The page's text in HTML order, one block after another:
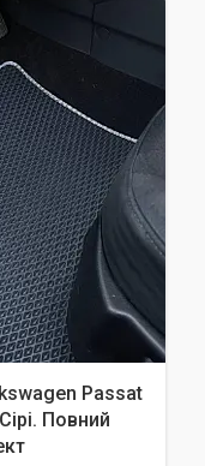
Passat
Повний